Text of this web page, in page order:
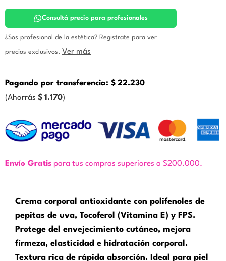
Consultá precio para profesionales
¿Sos profesional de la estética? Registrate para ver
precios exclusivos. Ver más
Pagando por transferencia: $ 22.230
(Ahorrás $ 1.170)
Envío Gratis para tus compras superiores a $200.000.
Crema corporal antioxidante con polifenoles de
pepitas de uva, Tocoferol (Vitamina E) y FPS.
Protege del envejecimiento cutáneo, mejora
firmeza, elasticidad e hidratación corporal.
Textura rica de rápida absorción. Ideal para piel